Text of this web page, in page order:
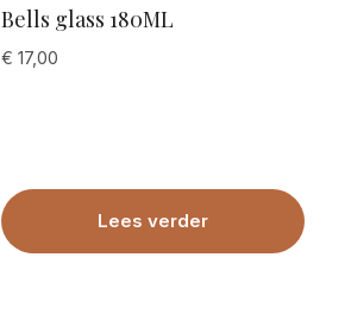
Bells glass 180ML
€ 17,00
Lees verder